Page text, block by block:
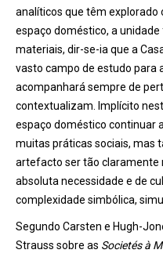
analíticos que têm explorado
espaço doméstico, a
materiais, dir-se-ia que a
vasto campo de estudo para
acompanhará sempre de
contextualizam. Implícito
espaço doméstico continuar
muitas práticas sociais, mas
artefacto ser tão claramente
absoluta necessidade e de
complexidade simbólica,
Segundo Carsten e Hugh-
Strauss sobre as Societés à